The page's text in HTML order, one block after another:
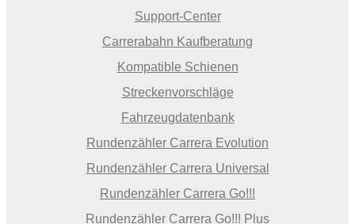
Support-Center
Carrerabahn Kaufberatung
Kompatible Schienen
Streckenvorschläge
Fahrzeugdatenbank
Rundenzähler Carrera Evolution
Rundenzähler Carrera Universal
Rundenzähler Carrera Go!!!
Rundenzähler Carrera Go!!! Plus